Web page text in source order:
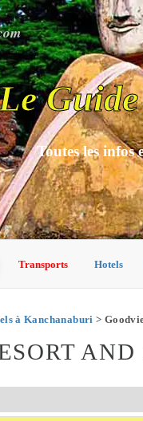
Toutes les
Transports Hotels
à Kanchanaburi >